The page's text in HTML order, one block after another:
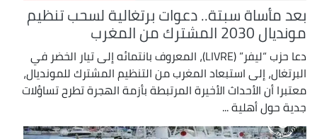
بعد مأساة سبتة.. دعوات برتغالية لسحب تنظيم
مونديال 2030 المشترك من المغرب
دعا حزب “ليفر” (LIVRE)، المعروف بانتمائه إلى تيار الخضر في
البرتغال، إلى استبعاد المغرب من التنظيم المشترك للمونديال،
معتبرا أن الأحداث الأخيرة المرتبطة بأزمة الهجرة تطرح تساؤلات
جدية حول أهلية ...